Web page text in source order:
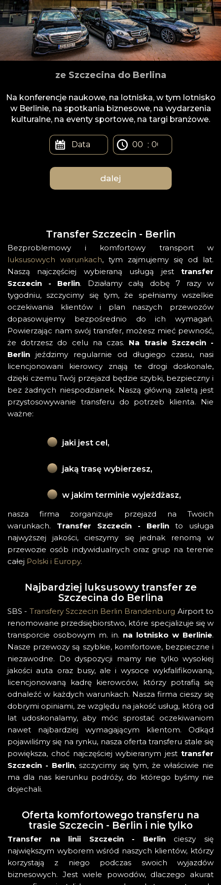
ze Szczecina do Berlina
Na konferencje naukowe, na lotniska, w tym lotnisko
w Berlinie, na spotkania biznesowe, na wydarzenia
kulturalne, na eventy sportowe, na targi branżowe.
:
Transfer Szczecin - Berlin
Bezproblemowy i komfortowy transport w
luksusowych warunkach, tym zajmujemy się od lat.
Naszą najczęściej wybieraną usługą jest transfer
Szczecin - Berlin. Działamy całą dobę 7 razy w
tygodniu, szczycimy się tym, że spełniamy wszelkie
oczekiwania klientów i plan naszych przewozów
dopasowujemy bezpośrednio do ich wymagań.
Powierzając nam swój transfer, możesz mieć pewność,
że dotrzesz do celu na czas. Na trasie Szczecin -
Berlin jeździmy regularnie od długiego czasu, nasi
licencjonowani kierowcy znają te drogi doskonale,
dzięki czemu Twój przejazd będzie szybki, bezpieczny i
bez żadnych niespodzianek. Naszą główną zaletą jest
przystosowywanie transferu do potrzeb klienta. Nie
ważne:
jaki jest cel,
jaką trasę wybierzesz,
w jakim terminie wyjeżdżasz,
nasza firma zorganizuje przejazd na Twoich
warunkach. Transfer Szczecin - Berlin to usługa
najwyższej jakości, cieszymy się jednak renomą w
przewozie osób indywidualnych oraz grup na terenie
całej Polski i Europy.
Najbardziej luksusowy transfer ze
Szczecina do Berlina
SBS - Transfery Szczecin Berlin Brandenburg Airport to
renomowane przedsiębiorstwo, które specjalizuje się w
transporcie osobowym m. in. na lotnisko w Berlinie.
Nasze przewozy są szybkie, komfortowe, bezpieczne i
niezawodne. Do dyspozycji mamy nie tylko wysokiej
jakości auta oraz busy, ale i wysoce wykfalifikowaną,
licencjonowaną kadrę kierowców, którzy potrafią się
odnaleźć w każdych warunkach. Nasza firma cieszy się
dobrymi opiniami, ze względu na jakość usług, którą od
lat udoskonalamy, aby móc sprostać oczekiwaniom
nawet najbardziej wymagającym klientom. Odkąd
pojawiliśmy się na rynku, nasza oferta transferu stale się
powiększa, choć najczęściej wybieranym jest transfer
Szczecin - Berlin, szczycimy się tym, że właściwie nie
ma dla nas kierunku podróży, do którego byśmy nie
dojechali.
Oferta komfortowego transferu na
trasie Szczecin - Berlin i nie tylko
Transfer na linii Szczecin - Berlincieszy się
największym wyborem wśród naszych klientów, którzy
korzystają z niego podczas swoich wyjazdów
biznesowych. Jest wiele powodów, dlaczego akurat